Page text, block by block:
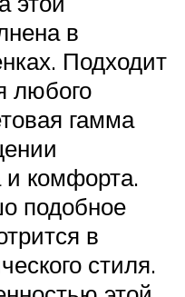
в
Подходит
любого
гамма
комфорта.
подобное
в
стиля.